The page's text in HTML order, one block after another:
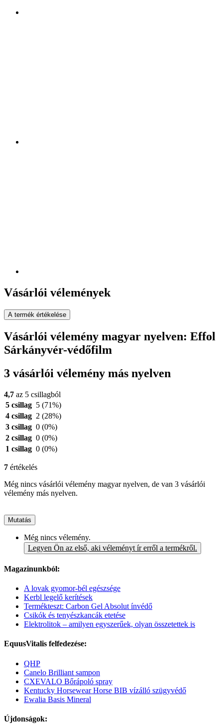
Vásárlói vélemények
A termék értékelése
Vásárlói vélemény magyar nyelven: Effol
Sárkányvér-védőfilm
3 vásárlói vélemény más nyelven
4,7 az 5 csillagból
5 csillag 5 (71%)
4 csillag 2 (28%)
3 csillag 0 (0%)
2 csillag 0 (0%)
1 csillag 0 (0%)
7 értékelés
Még nincs vásárlói vélemény magyar nyelven, de van 3 vásárlói
vélemény más nyelven.
Mutatás
Még nincs vélemény.
Legyen Ön az első, aki véleményt ír erről a termékről.
Magazinunkból:
A lovak gyomor-bél egészsége
Kerbl legelő kerítések
Termékteszt: Carbon Gel Absolut ínvédő
Csikók és tenyészkancák etetése
Elektrolitok – amilyen egyszerűek, olyan összetettek is
EquusVitalis felfedezése:
QHP
Canelo Brilliant sampon
CXEVALO Bőrápoló spray
Kentucky Horsewear Horse BIB vízálló szügyvédő
Ewalia Basis Mineral
Újdonságok: